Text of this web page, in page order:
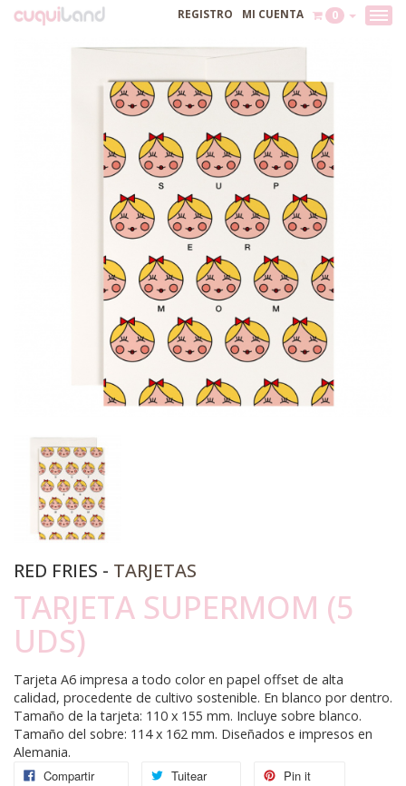
REGISTRO MI CUENTA 0
RED FRIES - TARJETAS
TARJETA SUPERMOM (5
UDS)
Tarjeta A6 impresa a todo color en papel offset de alta
calidad, procedente de cultivo sostenible. En blanco por dentro.
Tamaño de la tarjeta: 110 x 155 mm. Incluye sobre blanco.
Tamaño del sobre: 114 x 162 mm. Diseñados e impresos en
Alemania.
Compartir
Tuitear Pin it